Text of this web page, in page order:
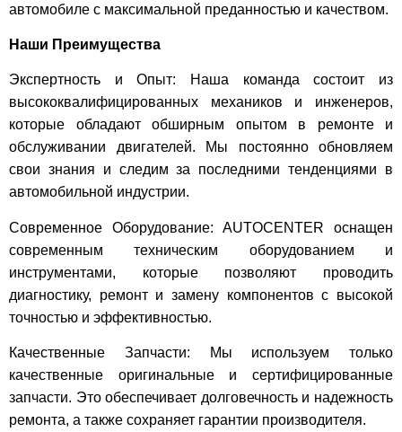
автомобиле с максимальной преданностью и качеством.
Наши Преимущества
Экспертность и Опыт: Наша команда состоит из
высококвалифицированных механиков и инженеров,
которые обладают обширным опытом в ремонте и
обслуживании двигателей. Мы постоянно обновляем
свои знания и следим за последними тенденциями в
автомобильной индустрии.
Современное Оборудование: AUTOCENTER оснащен
современным техническим оборудованием и
инструментами, которые позволяют проводить
диагностику, ремонт и замену компонентов с высокой
точностью и эффективностью.
Качественные Запчасти: Мы используем только
качественные оригинальные и сертифицированные
запчасти. Это обеспечивает долговечность и надежность
ремонта, а также сохраняет гарантии производителя.